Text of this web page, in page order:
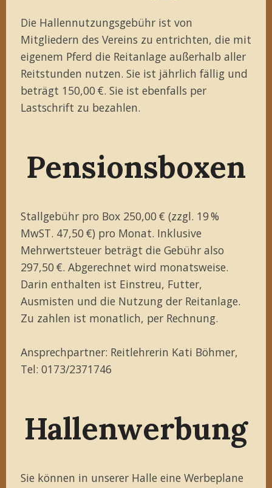
Die Hallennutzungsgebühr ist von
Mitgliedern des Vereins zu entrichten, die mit
eigenem Pferd die Reitanlage außerhalb aller
Reitstunden nutzen. Sie ist jährlich fällig und
beträgt 150,00 €. Sie ist ebenfalls per
Lastschrift zu bezahlen.
Pensionsboxen
Stallgebühr pro Box 250,00 € (zzgl. 19 %
MwST. 47,50 €) pro Monat. Inklusive
Mehrwertsteuer beträgt die Gebühr also
297,50 €. Abgerechnet wird monatsweise.
Darin enthalten ist Einstreu, Futter,
Ausmisten und die Nutzung der Reitanlage.
Zu zahlen ist monatlich, per Rechnung.
Ansprechpartner: Reitlehrerin Kati Böhmer,
Tel: 0173/2371746
Hallenwerbung
Sie können in unserer Halle eine Werbeplane